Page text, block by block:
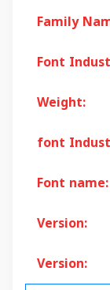
Family
Font
Weight:
font
Font name:
Version:
Version: